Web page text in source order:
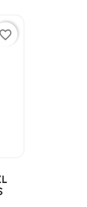
favorite_border